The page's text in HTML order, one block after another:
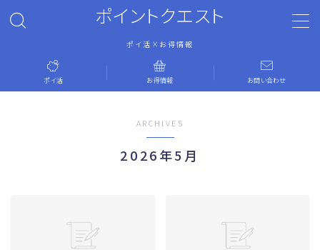
ポイントクエスト
ポイ活×お得情報
お問い合わせ
ポイ活 お得情報 お問い合わせ
ARCHIVES
2026年5月